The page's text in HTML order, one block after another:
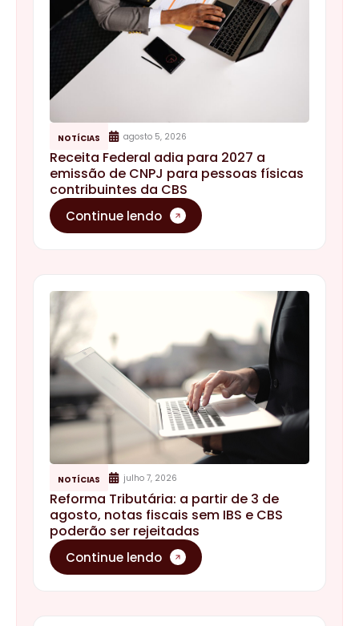
NOTÍCIAS agosto 5, 2026
Receita Federal adia para 2027 a
emissão de CNPJ para pessoas físicas
contribuintes da CBS
Continue lendo
NOTÍCIAS julho 7, 2026
Reforma Tributária: a partir de 3 de
agosto, notas fiscais sem IBS e CBS
poderão ser rejeitadas
Continue lendo